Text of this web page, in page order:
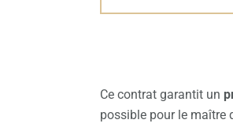
Ce contrat garantit un
possible pour le maître